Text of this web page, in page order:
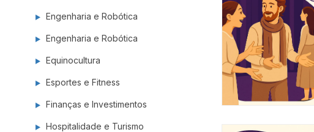
Engenharia e Robótica
Engenharia e Robótica
Equinocultura
Esportes e Fitness
Finanças e Investimentos
Hospitalidade e Turismo